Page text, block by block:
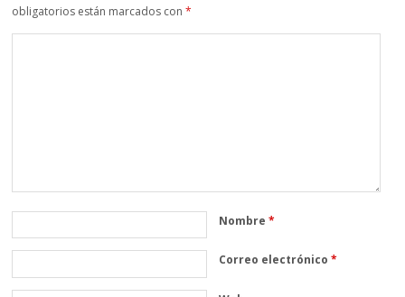
obligatorios están marcados con*
Nombre*
Correo electrónico*